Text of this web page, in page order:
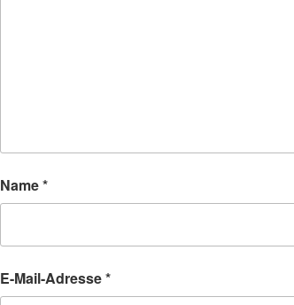
Name*
E-Mail-Adresse*